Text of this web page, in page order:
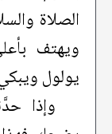
الصلاة
ويهتف
يولول
وإذا